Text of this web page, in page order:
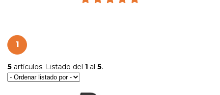
1
5 artículos. Listado del 1 al 5.